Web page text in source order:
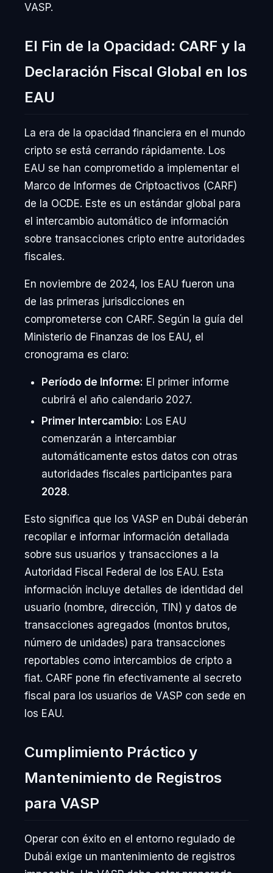
VASP.
El Fin de la Opacidad: CARF y la
Declaración Fiscal Global en los
EAU
La era de la opacidad financiera en el mundo
cripto se está cerrando rápidamente. Los
EAU se han comprometido a implementar el
Marco de Informes de Criptoactivos (CARF)
de la OCDE. Este es un estándar global para
el intercambio automático de información
sobre transacciones cripto entre autoridades
fiscales.
En noviembre de 2024, los EAU fueron una
de las primeras jurisdicciones en
comprometerse con CARF. Según la guía del
Ministerio de Finanzas de los EAU, el
cronograma es claro:
Período de Informe: El primer informe
cubrirá el año calendario 2027.
Primer Intercambio: Los EAU
comenzarán a intercambiar
automáticamente estos datos con otras
autoridades fiscales participantes para
2028.
Esto significa que los VASP en Dubái deberán
recopilar e informar información detallada
sobre sus usuarios y transacciones a la
Autoridad Fiscal Federal de los EAU. Esta
información incluye detalles de identidad del
usuario (nombre, dirección, TIN) y datos de
transacciones agregados (montos brutos,
número de unidades) para transacciones
reportables como intercambios de cripto a
fiat. CARF pone fin efectivamente al secreto
fiscal para los usuarios de VASP con sede en
los EAU.
Cumplimiento Práctico y
Mantenimiento de Registros
para VASP
Operar con éxito en el entorno regulado de
Dubái exige un mantenimiento de registros